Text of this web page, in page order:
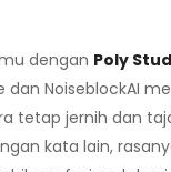
dengan Poly
dan NoiseblockAI
tetap jernih dan
kata lain,